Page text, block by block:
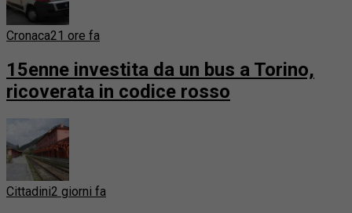
Cronaca21 ore fa
15enne investita da un bus a Torino,
ricoverata in codice rosso
Cittadini2 giorni fa